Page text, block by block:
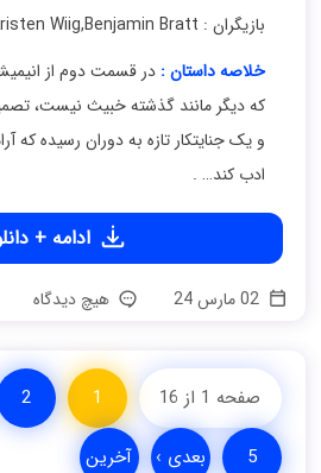
بازیگران : Steve Carell
Wiig,Benjamin Bratt
خلاصه داستان :در قسمت دوم از
که دیگر مانند گذشته خبیث نیست،
و یک جنایتکار تازه به دوران رسیده که
ادب کند… .
ادامه +
02 مارس 24 هیچ دیدگاه
صفحه 1 از 16 1
2
5 بعدی › آخرین